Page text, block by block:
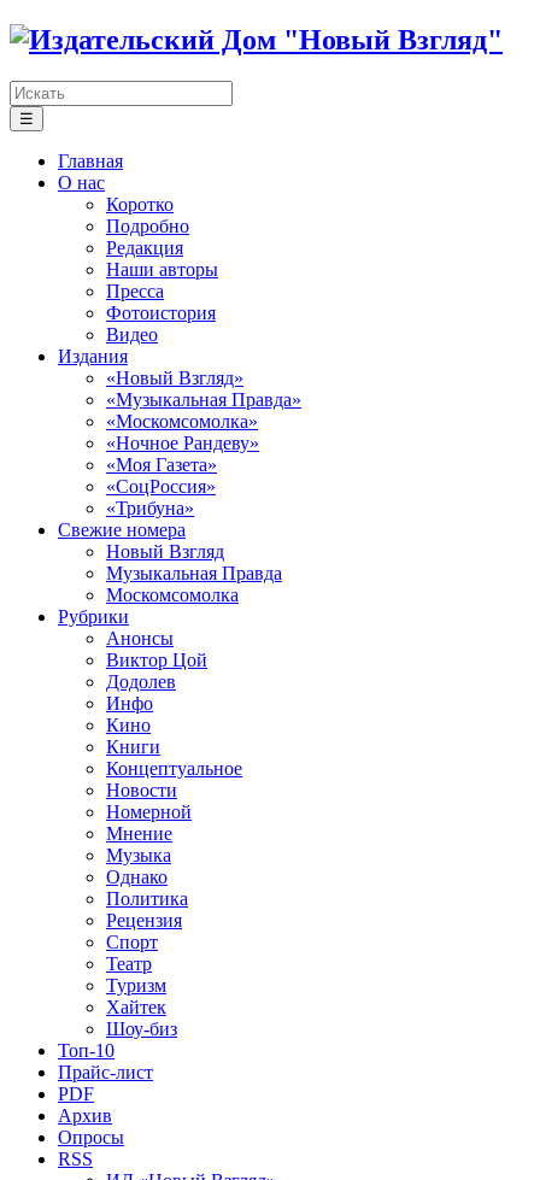
☰
Главная
О нас
Коротко
Подробно
Редакция
Наши авторы
Пресса
Фотоистория
Видео
Издания
«Новый Взгляд»
«Музыкальная Правда»
«Москомсомолка»
«Ночное Рандеву»
«Моя Газета»
«СоцРоссия»
«Трибуна»
Свежие номера
Новый Взгляд
Музыкальная Правда
Москомсомолка
Рубрики
Анонсы
Виктор Цой
Додолев
Инфо
Кино
Книги
Концептуальное
Новости
Номерной
Мнение
Музыка
Однако
Политика
Рецензия
Спорт
Театр
Туризм
Хайтек
Шоу-биз
Топ-10
Прайс-лист
PDF
Архив
Опросы
RSS